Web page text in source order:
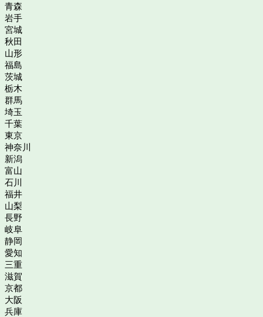
青森
岩手
宮城
秋田
山形
福島
茨城
栃木
群馬
埼玉
千葉
東京
神奈川
新潟
富山
石川
福井
山梨
長野
岐阜
静岡
愛知
三重
滋賀
京都
大阪
兵庫